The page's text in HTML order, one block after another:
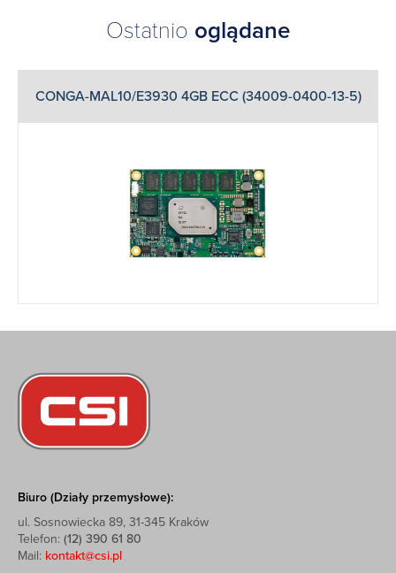
Ostatnio oglądane
CONGA-MAL10/E3930 4GB ECC (34009-0400-13-5)
Biuro (Działy przemysłowe):
ul. Sosnowiecka 89, 31-345 Kraków
Telefon: (12) 390 61 80
Mail: kontakt@csi.pl